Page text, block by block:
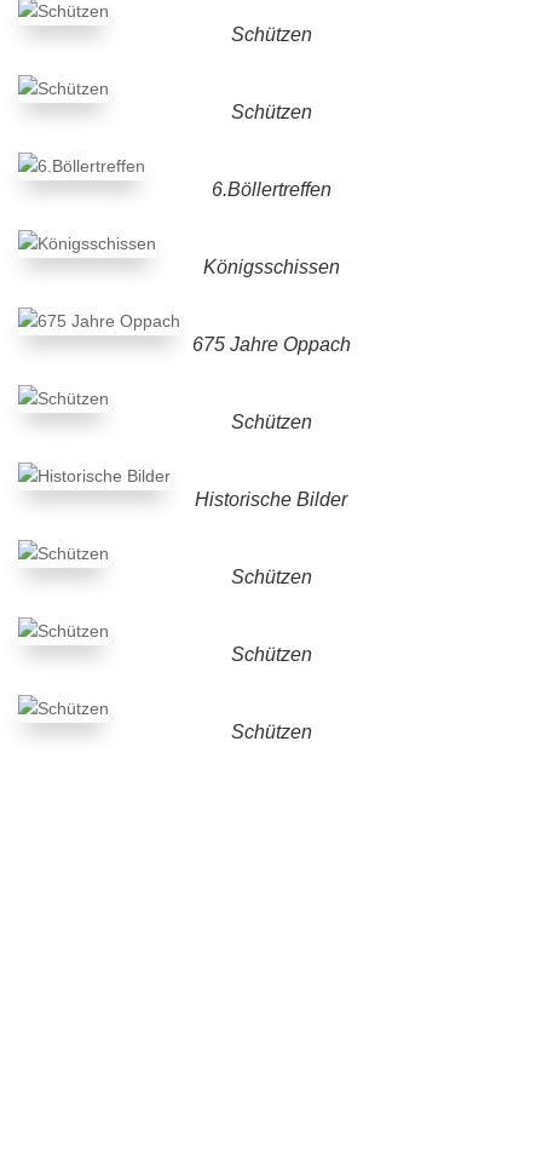
Schützen
Schützen
6.Böllertreffen
Königsschissen
675 Jahre Oppach
Schützen
Historische Bilder
Schützen
Schützen
Schützen